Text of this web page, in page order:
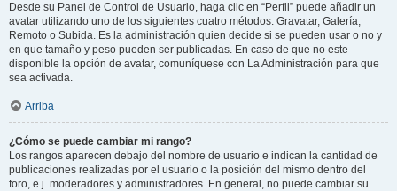
Desde su Panel de Control de Usuario, haga clic en “Perfil” puede añadir un
avatar utilizando uno de los siguientes cuatro métodos: Gravatar, Galería,
Remoto o Subida. Es la administración quien decide si se pueden usar o no y
en que tamaño y peso pueden ser publicadas. En caso de que no este
disponible la opción de avatar, comuníquese con La Administración para que
sea activada.
Arriba
¿Cómo se puede cambiar mi rango?
Los rangos aparecen debajo del nombre de usuario e indican la cantidad de
publicaciones realizadas por el usuario o la posición del mismo dentro del
foro, e.j. moderadores y administradores. En general, no puede cambiar su